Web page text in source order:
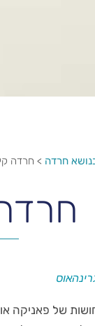
חרדה > חרדה
של פאניקה